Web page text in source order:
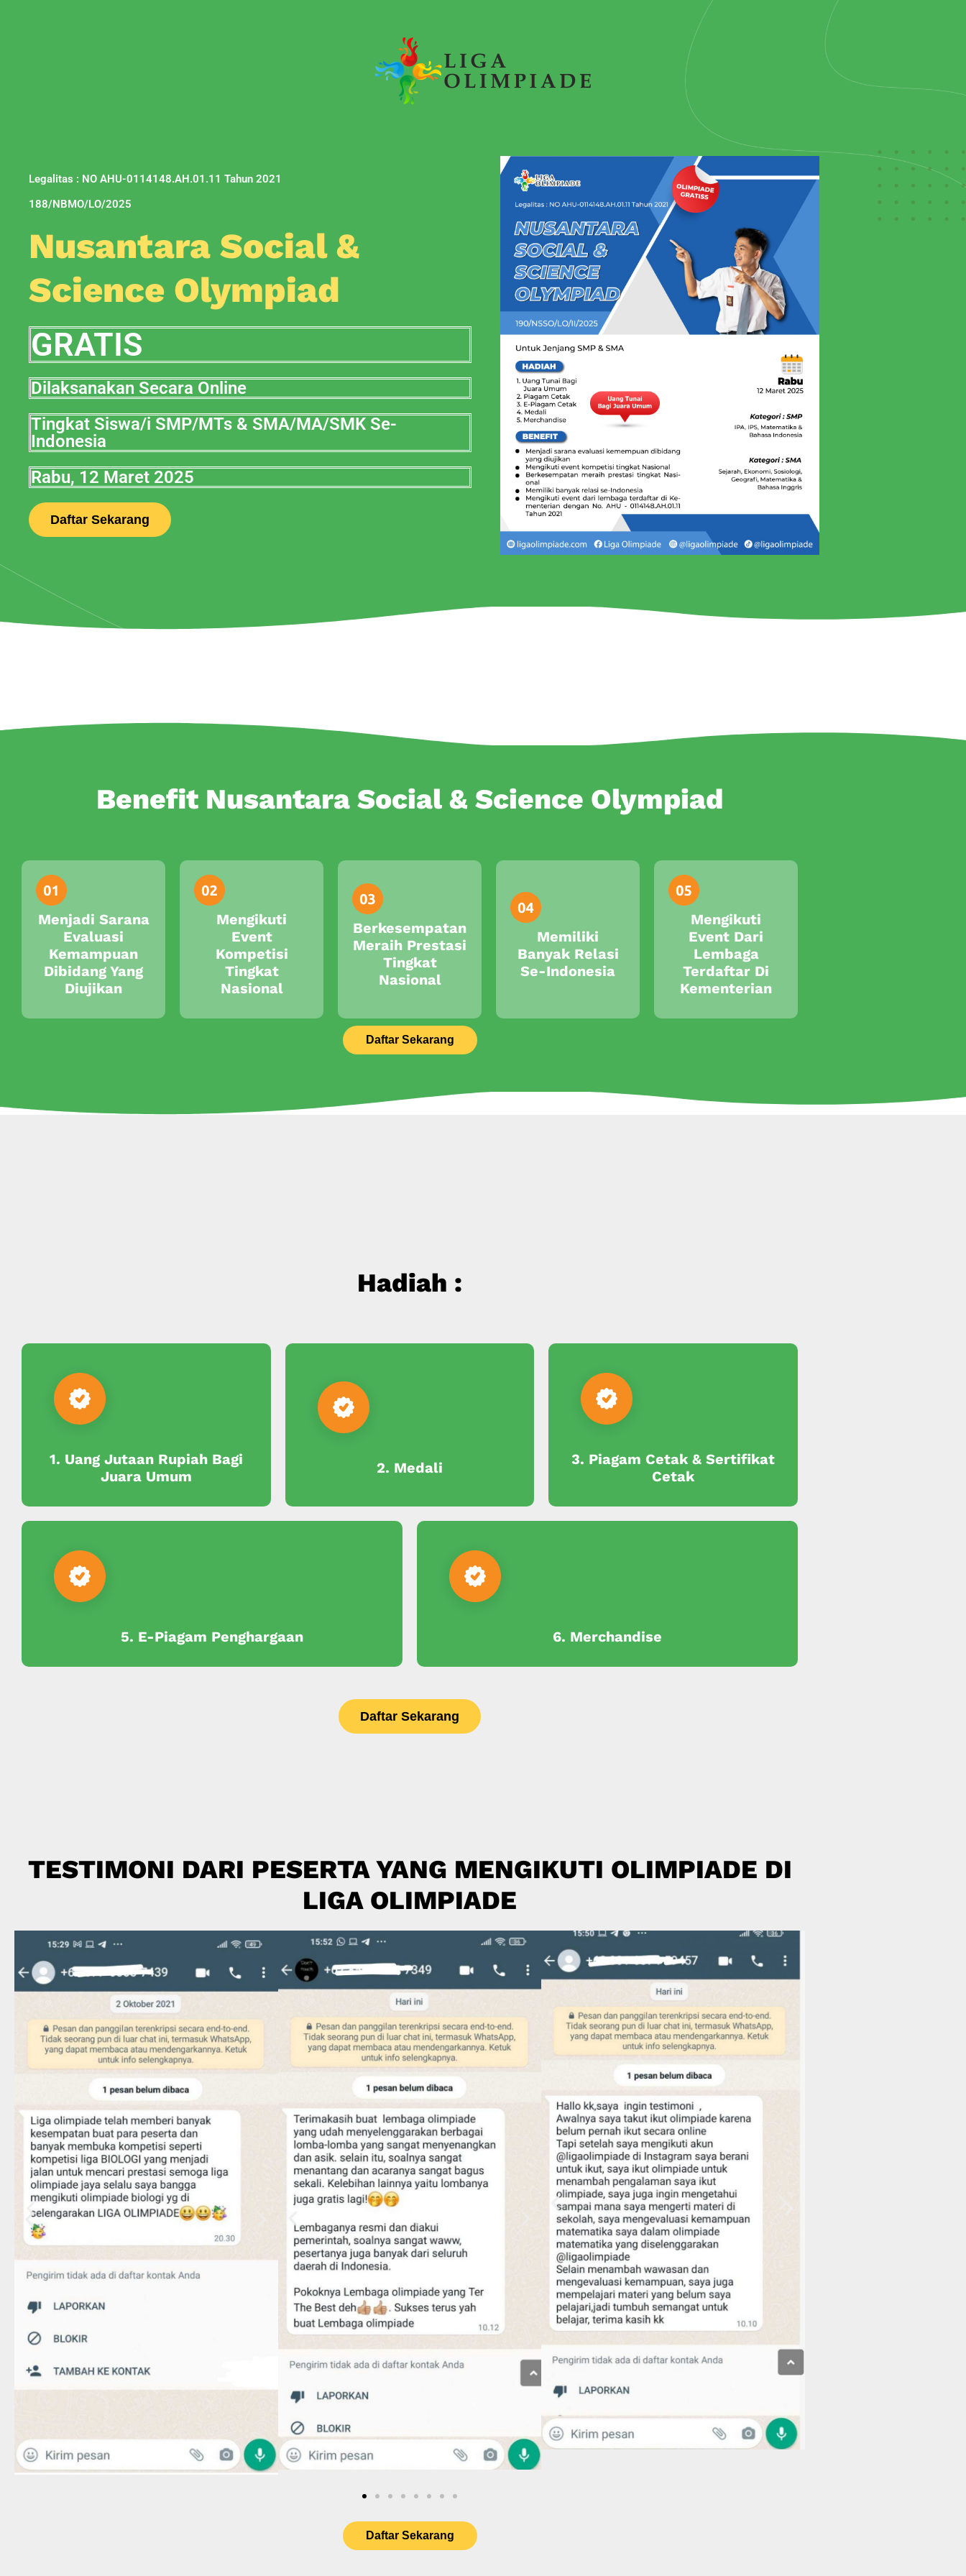
Legalitas : NO AHU-0114148.AH.01.11 Tahun 2021
188/NBMO/LO/2025
Nusantara Social &
Science Olympiad
GRATIS
Dilaksanakan Secara Online
Tingkat Siswa/i SMP/MTs & SMA/MA/SMK Se-
Indonesia
Rabu, 12 Maret 2025
Daftar Sekarang
Benefit Nusantara Social & Science Olympiad
Menjadi Sarana
Evaluasi
Kemampuan
Dibidang Yang
Diujikan
Mengikuti
Event
Kompetisi
Tingkat
Nasional
Berkesempatan
Meraih Prestasi
Tingkat
Nasional
Memiliki
Banyak Relasi
Se-Indonesia
Mengikuti
Event Dari
Lembaga
Terdaftar Di
Kementerian
Daftar Sekarang
Hadiah :
1. Uang Jutaan Rupiah Bagi
Juara Umum
2. Medali
3. Piagam Cetak & Sertifikat
Cetak
5. E-Piagam Penghargaan 6. Merchandise
Daftar Sekarang
TESTIMONI DARI PESERTA YANG MENGIKUTI OLIMPIADE DI
LIGA OLIMPIADE
Daftar Sekarang